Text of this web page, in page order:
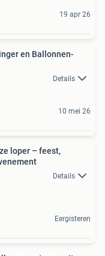
19 apr 26
en Ballonnen-
Details
10 mei 26
loper – feest,
Details
Eergisteren